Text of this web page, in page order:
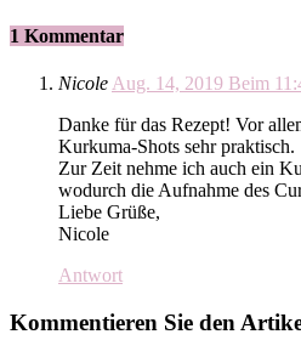
1 Kommentar
Nicole Aug. 14, 2019 Beim
Danke für das Rezept! Vor
Kurkuma-Shots sehr praktisch.
Zur Zeit nehme ich auch ein
wodurch die Aufnahme des
Liebe Grüße,
Nicole
Antwort
Kommentieren Sie den